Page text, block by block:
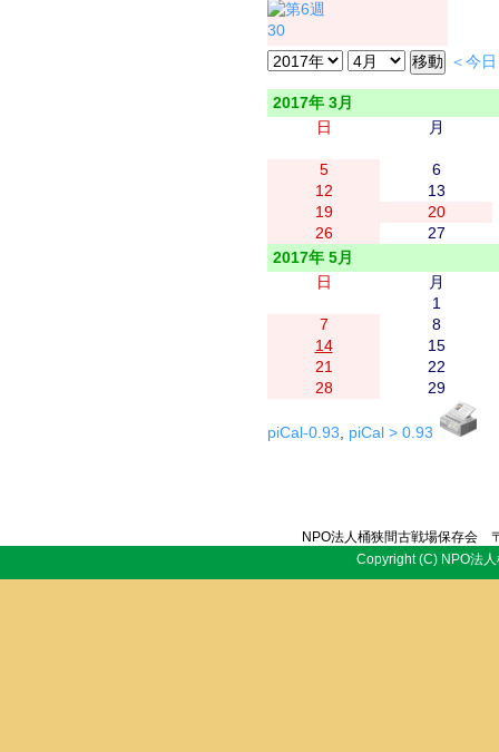
30
＜今
2017年 3月
日
月
5
6
12
13
19
20
26
27
2017年 5月
日
月
1
7
8
14
15
21
22
28
29
piCal-0.93, piCal > 0.93
NPO法人桶狭間古戦場保存
Copyright (C) NPO法